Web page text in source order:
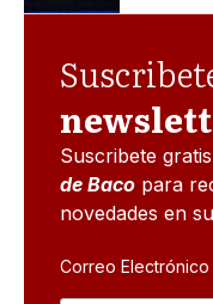
Suscribete
de Baco para
novedades en
Correo Electrónico